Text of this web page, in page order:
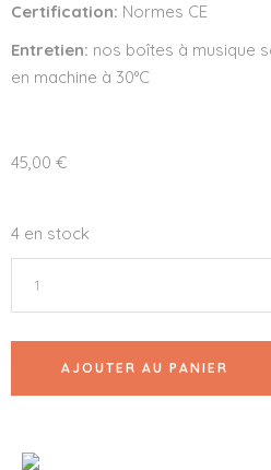
Certification: Normes CE
Entretien: nos boîtes à musique
en machine à 30°C
45,00 €
4 en stock
AJOUTER AU PANIER